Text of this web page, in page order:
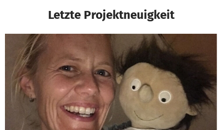
Letzte Projektneuigkeit